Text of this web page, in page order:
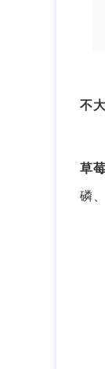
草
不
首
草
磷